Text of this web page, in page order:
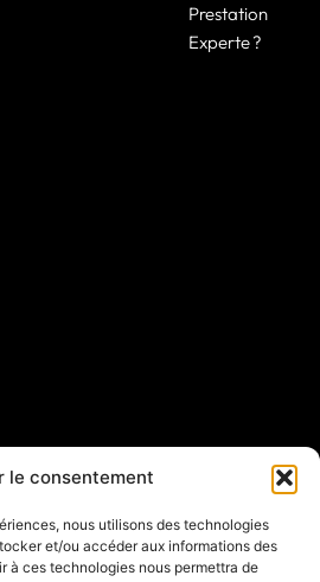
le consentement
nous utilisons des technologies
et/ou accéder aux informations des
à ces technologies nous permettra de
Prestation
Experte ?